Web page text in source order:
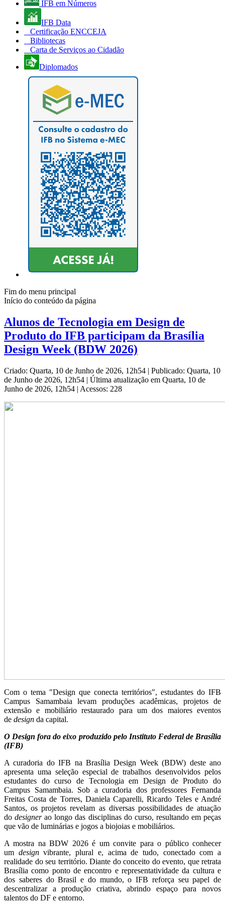
IFB em Números
IFB Data
Certificação ENCCEJA
Bibliotecas
Carta de Serviços ao Cidadão
Diplomados
Fim do menu principal
Início do conteúdo da página
Alunos de Tecnologia em Design de
Produto do IFB participam da Brasília
Design Week (BDW 2026)
Criado: Quarta, 10 de Junho de 2026, 12h54 | Publicado: Quarta, 10
de Junho de 2026, 12h54 | Última atualização em Quarta, 10 de
Junho de 2026, 12h54 | Acessos: 228
Com o tema "Design que conecta territórios", estudantes do IFB
Campus Samambaia levam produções acadêmicas, projetos de
extensão e mobiliário restaurado para um dos maiores eventos
de design da capital.
O Design fora do eixo produzido pelo Instituto Federal de Brasília
(IFB)
A curadoria do IFB na Brasília Design Week (BDW) deste ano
apresenta uma seleção especial de trabalhos desenvolvidos pelos
estudantes do curso de Tecnologia em Design de Produto do
Campus Samambaia. Sob a curadoria dos professores Fernanda
Freitas Costa de Torres, Daniela Caparelli, Ricardo Teles e André
Santos, os projetos revelam as diversas possibilidades de atuação
dodesignerao longo das disciplinas do curso, resultando em peças
que vão de luminárias e jogos a biojoias e mobiliários.
A mostra na BDW 2026 é um convite para o público conhecer
um designvibrante, plural e, acima de tudo, conectado com a
realidade do seu território. Diante do conceito do evento, que retrata
Brasília como ponto de encontro e representatividade da cultura e
dos saberes do Brasil e do mundo, o IFB reforça seu papel de
descentralizar a produção criativa, abrindo espaço para novos
talentos do DF e entorno.